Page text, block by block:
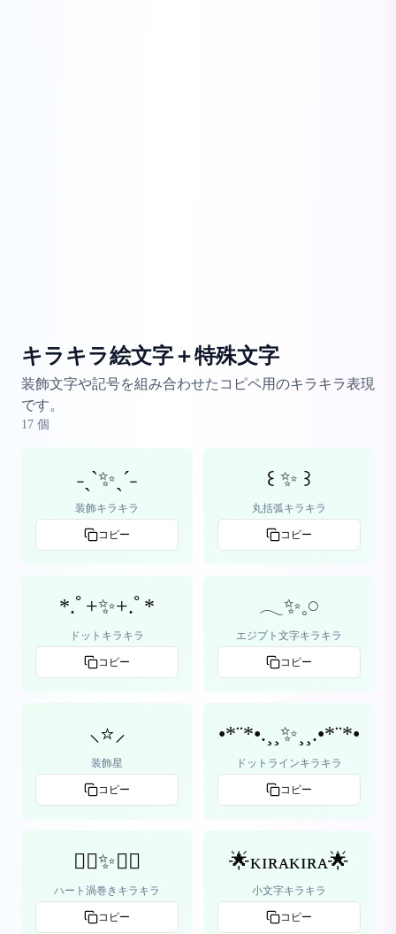
キラキラ絵文字＋特殊文字
装飾文字や記号を組み合わせたコピペ用のキラキラ表現
です。
17 個
˗ˏˋ✨ˎˊ˗
装飾キラキラ
コピー
꒰ ✨ ꒱
丸括弧キラキラ
コピー
*.ﾟ+✨+.ﾟ*
ドットキラキラ
コピー
𓂃✨𓈒𓏸
エジプト文字キラキラ
コピー
⸜⭐⸝‍
装飾星
コピー
•*¨*•.¸¸✨¸¸.•*¨*•
ドットラインキラキラ
コピー
♡⃛✨♡⃛
ハート渦巻きキラキラ
コピー
🌟ᴋɪʀᴀᴋɪʀᴀ🌟
小文字キラキラ
コピー